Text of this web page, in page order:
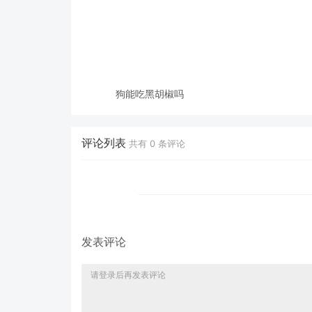
狗能吃黑胡椒吗
评论列表 共有 0 条评论
发表评论